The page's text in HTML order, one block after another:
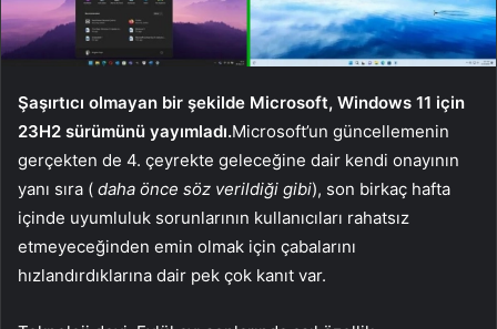
Şaşırtıcı olmayan bir şekilde Microsoft, Windows 11 için
23H2 sürümünü yayımladı.Microsoft’un güncellemenin
gerçekten de 4. çeyrekte geleceğine dair kendi onayının
yanı sıra ( daha önce söz verildiği gibi), son birkaç hafta
içinde uyumluluk sorunlarının kullanıcıları rahatsız
etmeyeceğinden emin olmak için çabalarını
hızlandırdıklarına dair pek çok kanıt var.